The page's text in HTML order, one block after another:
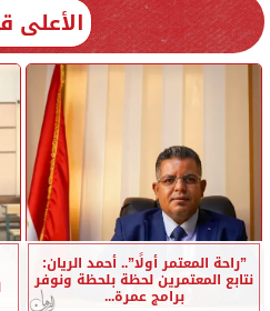
الأعلى
”راحة المعتمر أولًا”.. أحمد الريان:
نتابع المعتمرين لحظة بلحظة ونوفر
برامج عمرة...